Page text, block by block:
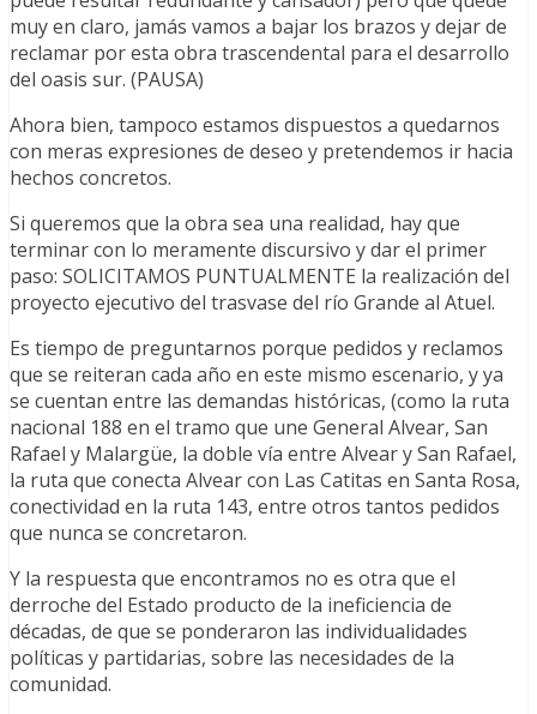
muy en claro, jamás vamos a bajar los brazos y dejar de
reclamar por esta obra trascendental para el desarrollo
del oasis sur. (PAUSA)
Ahora bien, tampoco estamos dispuestos a quedarnos
con meras expresiones de deseo y pretendemos ir hacia
hechos concretos.
Si queremos que la obra sea una realidad, hay que
terminar con lo meramente discursivo y dar el primer
paso: SOLICITAMOS PUNTUALMENTE la realización del
proyecto ejecutivo del trasvase del río Grande al Atuel.
Es tiempo de preguntarnos porque pedidos y reclamos
que se reiteran cada año en este mismo escenario, y ya
se cuentan entre las demandas históricas, (como la ruta
nacional 188 en el tramo que une General Alvear, San
Rafael y Malargüe, la doble vía entre Alvear y San Rafael,
la ruta que conecta Alvear con Las Catitas en Santa Rosa,
conectividad en la ruta 143, entre otros tantos pedidos
que nunca se concretaron.
Y la respuesta que encontramos no es otra que el
derroche del Estado producto de la ineficiencia de
décadas, de que se ponderaron las individualidades
políticas y partidarias, sobre las necesidades de la
comunidad.